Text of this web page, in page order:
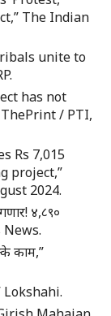
The Indian
unite to
has not
/ PTI,
Rs 7,015
project,”
2024.
४,८९०
News.
काम,”
Lokshahi.